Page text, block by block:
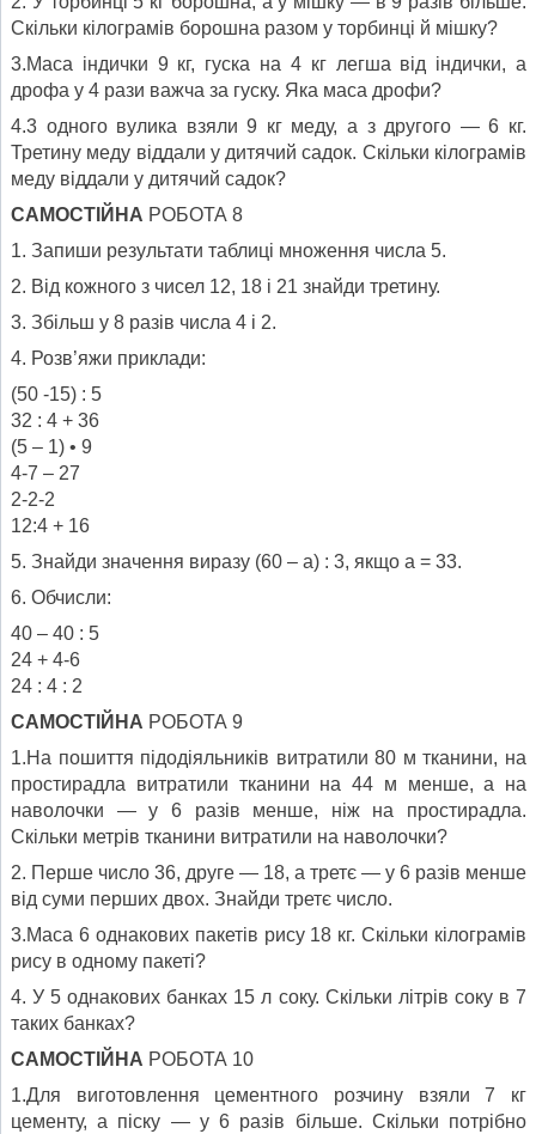
Скільки кілограмів борошна разом у торбинці й мішку?
3.Маса індички 9 кг, гуска на 4 кг легша від індички, а
дрофа у 4 рази важча за гуску. Яка маса дрофи?
4.3 одного вулика взяли 9 кг меду, а з другого — 6 кг.
Третину меду віддали у дитячий садок. Скільки кілограмів
меду віддали у дитячий садок?
САМОСТІЙНА РОБОТА 8
1. Запиши результати таблиці множення числа 5.
2. Від кожного з чисел 12, 18 і 21 знайди третину.
3. Збільш у 8 разів числа 4 і 2.
4. Розв’яжи приклади:
(50 -15) : 5
32 : 4 + 36
(5 – 1) • 9
4-7 – 27
2-2-2
12:4 + 16
5. Знайди значення виразу (60 – а) : 3, якщо а = 33.
6. Обчисли:
40 – 40 : 5
24 + 4-6
24 : 4 : 2
САМОСТІЙНА РОБОТА 9
1.На пошиття підодіяльників витратили 80 м тканини, на
простирадла витратили тканини на 44 м менше, а на
наволочки — у 6 разів менше, ніж на простирадла.
Скільки метрів тканини витратили на наволочки?
2. Перше число 36, друге — 18, а третє — у 6 разів менше
від суми перших двох. Знайди третє число.
3.Маса 6 однакових пакетів рису 18 кг. Скільки кілограмів
рису в одному пакеті?
4. У 5 однакових банках 15 л соку. Скільки літрів соку в 7
таких банках?
САМОСТІЙНА РОБОТА 10
1.Для виготовлення цементного розчину взяли 7 кг
цементу, а піску — у 6 разів більше. Скільки потрібно